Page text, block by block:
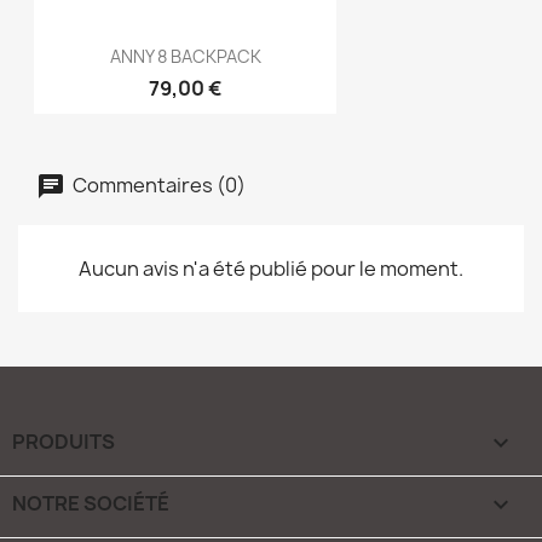
ANNY 8 BACKPACK
79,00 €
Commentaires (0)
Aucun avis n'a été publié pour le moment.
PRODUITS 
NOTRE SOCIÉTÉ 